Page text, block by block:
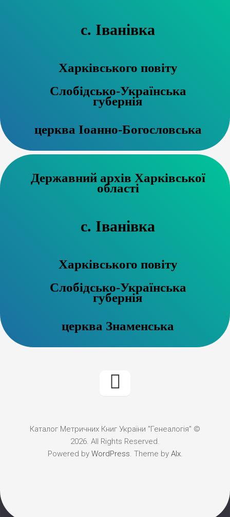
с. Іванівка
Харківського повіту
Слобідсько-Українська
губернія
церква Іоанно-Богословська
Державний архів Харківської
області
с. Іванівка
Харківського повіту
Слобідсько-Українська
губернія
церква Знаменська
Каталог Метричних Книг України "Генеалогія" ©
2026. All Rights Reserved.
Powered by WordPress. Theme by Alx.